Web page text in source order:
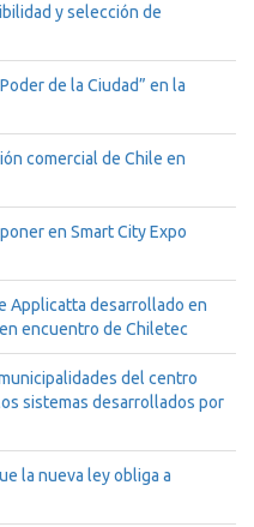
y selección de
de la Ciudad” en la
comercial de Chile en
en Smart City Expo
Applicatta desarrollado en
encuentro de Chiletec
del centro
sistemas desarrollados por
la nueva ley obliga a